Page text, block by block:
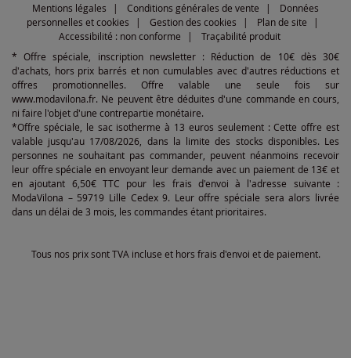
Mentions légales Conditions générales de vente
Données
personnelles et cookies
Gestion des cookies
Plan de site
Accessibilité : non conforme
Traçabilité produit
* Offre spéciale, inscription newsletter : Réduction de 10€ dès 30€
d'achats, hors prix barrés et non cumulables avec d'autres réductions et
offres promotionnelles. Offre valable une seule fois sur
www.modavilona.fr. Ne peuvent être déduites d'une commande en cours,
ni faire l'objet d'une contrepartie monétaire.
*Offre spéciale, le sac isotherme à 13 euros seulement : Cette offre est
valable jusqu'au 17/08/2026, dans la limite des stocks disponibles. Les
personnes ne souhaitant pas commander, peuvent néanmoins recevoir
leur offre spéciale en envoyant leur demande avec un paiement de 13€ et
en ajoutant 6,50€ TTC pour les frais d'envoi à l'adresse suivante :
ModaVilona – 59719 Lille Cedex 9. Leur offre spéciale sera alors livrée
dans un délai de 3 mois, les commandes étant prioritaires.
Tous nos prix sont TVA incluse et hors frais d'envoi et de paiement.